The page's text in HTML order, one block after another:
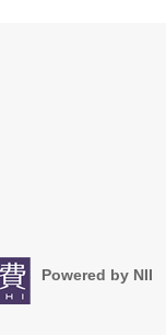
Powered by NII